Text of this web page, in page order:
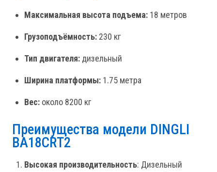
Максимальная высота подъема: 18 метров
Грузоподъёмность: 230 кг
Тип двигателя: дизельный
Ширина платформы: 1.75 метра
Вес: около 8200 кг
Преимущества модели DINGLI
BA18CRT2
Высокая производительность: Дизельный